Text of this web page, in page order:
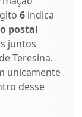
6 indica
postal
juntos
Teresina.
unicamente
desse